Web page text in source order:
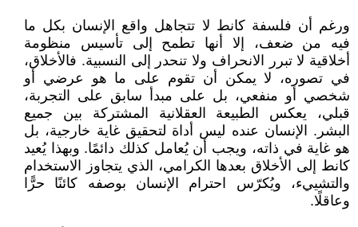
ورغم أن فلسفة كانط لا تتجاهل واقع الإنسان بكل ما
فيه من ضعف، إلا أنها تطمح إلى تأسيس منظومة
أخلاقية لا تبرر الانحراف ولا تنحدر إلى النسبية. فالأخلاق،
في تصوره، لا يمكن أن تقوم على ما هو عرضي أو
شخصي أو منفعي، بل على مبدأ سابق على التجربة،
قبلي، يعكس الطبيعة العقلانية المشتركة بين جميع
البشر. الإنسان عنده ليس أداة لتحقيق غاية خارجية، بل
هو غاية في ذاته، ويجب أن يُعامل كذلك دائمًا. وبهذا يُعيد
كانط إلى الأخلاق بعدها الكرامي، الذي يتجاوز الاستخدام
والتشييء، ويُكرّس احترام الإنسان بوصفه كائنًا حرًّا
وعاقلًا.